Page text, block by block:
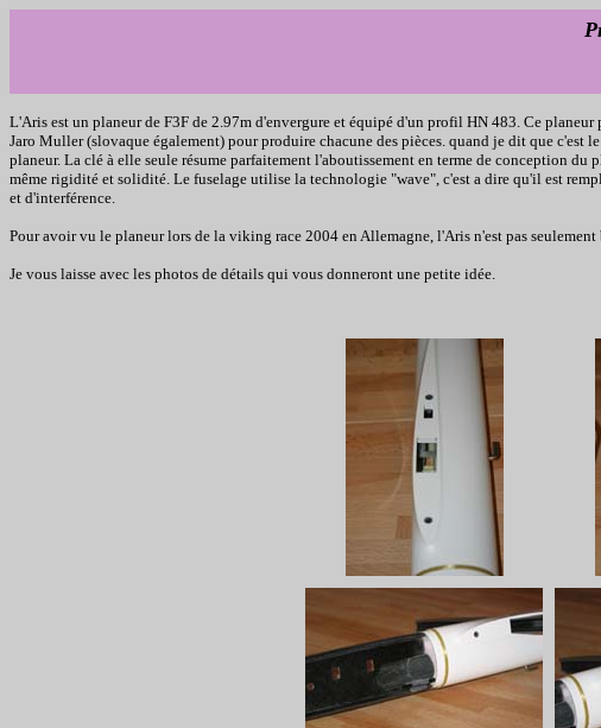
L'Aris est un planeur de F3F de 2.97m d'envergure et équipé d'un profil HN 483. Ce
Jaro Muller (slovaque également) pour produire chacune des pièces. quand je dit que c'est
planeur. La clé à elle seule résume parfaitement l'aboutissement en terme de conception
même rigidité et solidité. Le fuselage utilise la technologie "wave", c'est a dire qu'il est
et d'interférence.
Pour avoir vu le planeur lors de la viking race 2004 en Allemagne, l'Aris n'est pas
Je vous laisse avec les photos de détails qui vous donneront une petite idée.